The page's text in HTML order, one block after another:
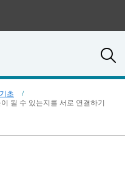
초
될 수 있는지를 서로 연결하기